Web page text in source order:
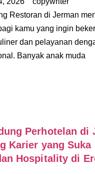
Restoran di Jerman
kamu yang ingin
dan pelayanan
Banyak anak muda
Perhotelan di
Karier yang Suka
Hospitality di